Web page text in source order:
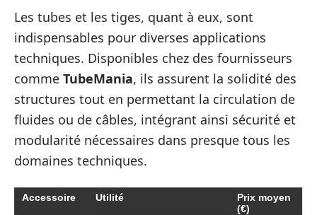
Les tubes et les tiges, quant à eux, sont
indispensables pour diverses applications
techniques. Disponibles chez des fournisseurs
comme TubeMania, ils assurent la solidité des
structures tout en permettant la circulation de
fluides ou de câbles, intégrant ainsi sécurité et
modularité nécessaires dans presque tous les
domaines techniques.
Accessoire Utilité
Prix moyen
(€)